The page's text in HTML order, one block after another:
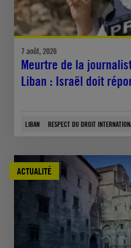
7 août, 2026
Meurtre de la
Liban : Israël doit
LIBAN RESPECT DU DROIT
ACTUALITÉ